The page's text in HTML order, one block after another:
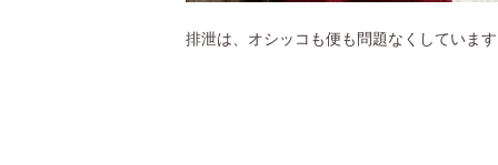
排泄は、オシッコも便も問題なくしていま